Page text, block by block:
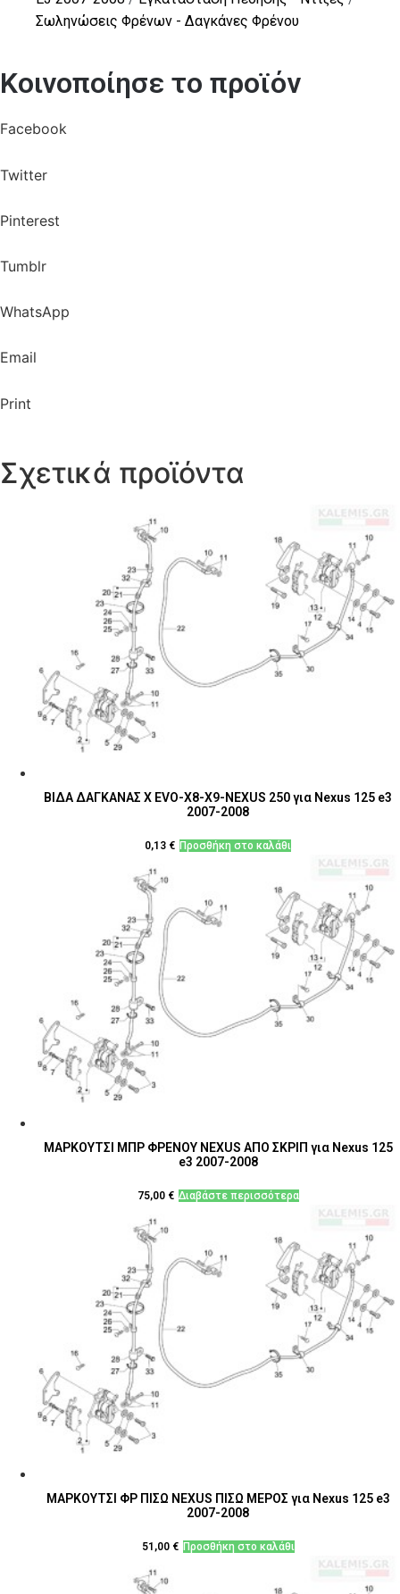
Σωληνώσεις Φρένων - Δαγκάνες Φρένου
Κοινοποίησε το προϊόν
Facebook
Twitter
Pinterest
Tumblr
WhatsApp
Email
Print
Σχετικά προϊόντα
ΒΙΔΑ ΔΑΓΚΑΝΑΣ Χ EVO-X8-X9-NEXUS 250 για Nexus 125 e3
2007-2008
0,13 € Προσθήκη στο καλάθι
ΜΑΡΚΟΥΤΣΙ ΜΠΡ ΦΡΕΝΟΥ NEXUS ΑΠΟ ΣΚΡΙΠ για Nexus 125
e3 2007-2008
75,00 € Διαβάστε περισσότερα
ΜΑΡΚΟΥΤΣΙ ΦΡ ΠΙΣΩ NEXUS ΠΙΣΩ ΜΕΡΟΣ για Nexus 125 e3
2007-2008
51,00 € Προσθήκη στο καλάθι